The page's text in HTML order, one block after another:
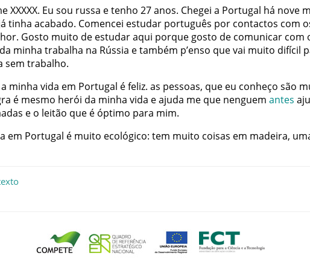
XXXXX. Eu sou russa etenho 27anos. Chegei a Portugal há nove
tinha acabado. Comencei estudar português por contactos com
. Gosto muito de estudaraqui porque gosto de comunicar com
da minha trabalha na Rússia etambém p’enso quevai muito difícil
sem trabalho.
a minha vida em Portugal éfeliz. as pessoas, que eu conheço são
é mesmo herói da minha vida eajuda me que nenguem antes
e o leitão que é óptimo para mim.
em Portugal é muito ecológico: tem muito coisas em madeira,